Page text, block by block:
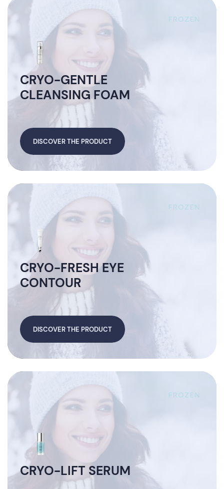
CRYO-GENTLE
CLEANSING FOAM
DISCOVER THE PRODUCT
CRYO-FRESH EYE
CONTOUR
DISCOVER THE PRODUCT
CRYO-LIFT SERUM